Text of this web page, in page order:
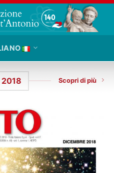
2018 Scopri di più